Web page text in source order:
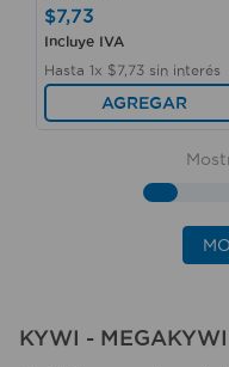
$7,73
Incluye IVA
Hasta 1x $7, 73 sin interés
AGREGAR
KYWI - MEGAKYWI